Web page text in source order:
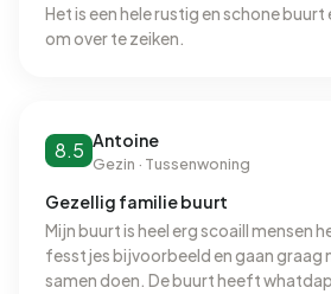
Het is een hele rustig en schone buurt
om over te zeiken.
8.5 Antoine
Gezin · Tussenwoning
Gezellig familie buurt
Mijn buurt is heel erg scoaill mensen
fesstjes bijvoorbeeld en gaan graag
samen doen. De buurt heeft